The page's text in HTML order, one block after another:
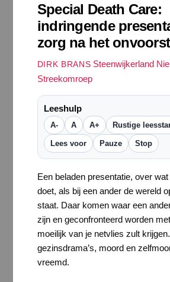
Special Death Care:
indringende
zorg na het
DIRK BRANS Steenwijkerland
Streekomroep
Leeshulp
A- A A+ Rustige
Lees voor Pauze Stop
Een beladen presentatie, over
doet, als bij een ander de wereld
staat. Daar komen waar een
zijn en geconfronteerd worden
moeilijk van je netvlies zult
gezinsdrama’s, moord en
vreemd.